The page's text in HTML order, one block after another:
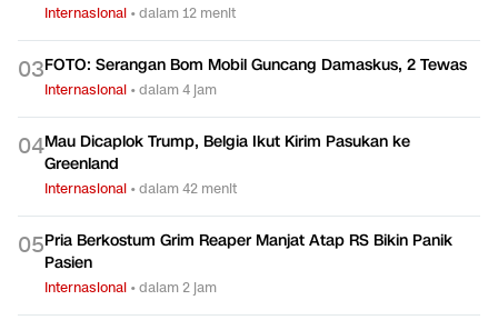
Internasional •dalam 12 menit
03FOTO: Serangan Bom Mobil Guncang Damaskus, 2 Tewas
Internasional •dalam 4 jam
04Mau Dicaplok Trump, Belgia Ikut Kirim Pasukan ke
Greenland
Internasional •dalam 42 menit
05Pria Berkostum Grim Reaper Manjat Atap RS Bikin Panik
Pasien
Internasional •dalam 2 jam